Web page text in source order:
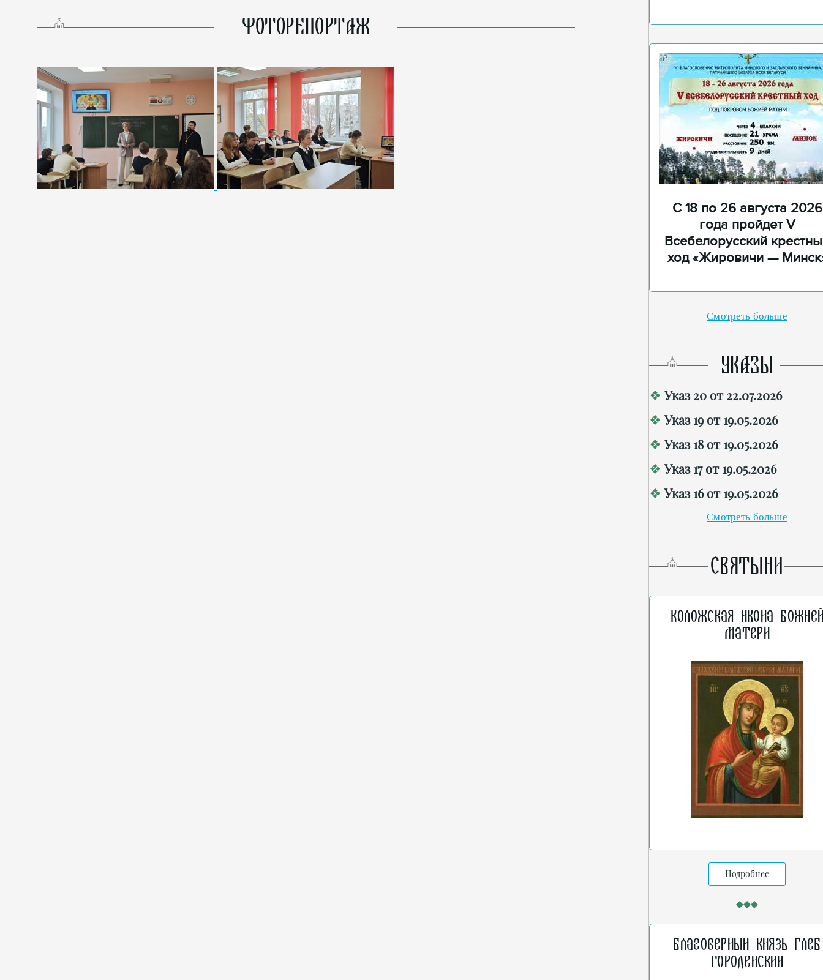
ФОТОРЕПОРТАЖ
С 18 по 26 августа 2026
года пройдет V
Всебелорусский
ход «Жировичи —
Смотреть больше
УКАЗЫ
Указ 20 от 22.07.2026
Указ 19 от 19.05.2026
Указ 18 от 19.05.2026
Указ 17 от 19.05.2026
Указ 16 от 19.05.2026
Смотреть больше
СВЯТЫНИ
Коложская икона
Матери
Подробнее
Благоверный князь Глеб
Городенский